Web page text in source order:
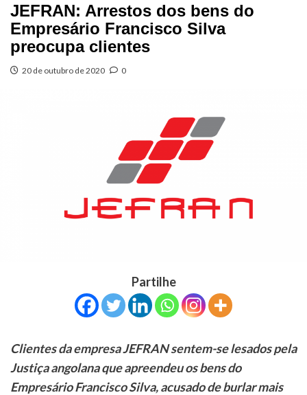
JEFRAN: Arrestos dos bens do
Empresário Francisco Silva
preocupa clientes
20 de outubro de 2020 0
Partilhe
Clientes da empresa JEFRAN sentem-se lesados pela
Justiça angolana que apreendeu os bens do
Empresário Francisco Silva, acusado de burlar mais